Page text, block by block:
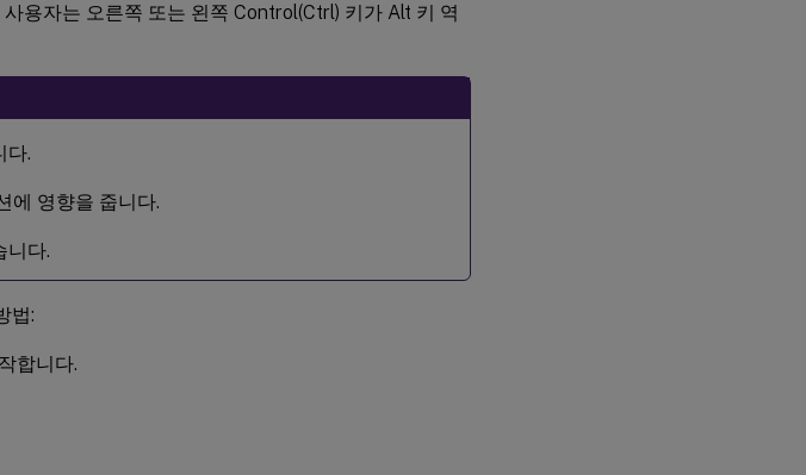
용자는 오른쪽 또는 왼쪽 Control(Ctrl) 키가 Alt 키 역
다.
에 영향을 줍니다.
니다.
법:
합니다.